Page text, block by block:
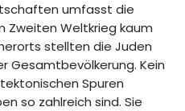
umfasst die
Zweiten Weltkrieg kaum
stellten die Juden
Gesamtbevölkerung. Kein
Spuren
so zahlreich sind. Sie